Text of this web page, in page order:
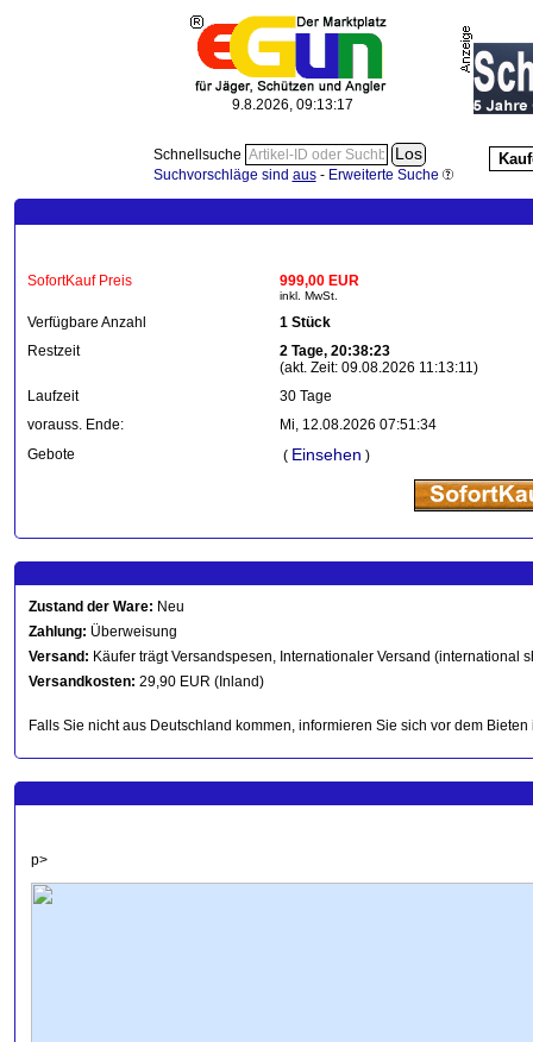
9.8.2026, 09:13:20
Schnellsuche
Suchvorschläge sind aus- Erweiterte Suche
SofortKauf Preis 999,00 EUR
inkl. MwSt.
Verfügbare Anzahl
1 Stück
Restzeit
2 Tage, 20:38:23
(akt. Zeit: 09.08.2026 11:13:11)
Laufzeit
30 Tage
vorauss. Ende:
Mi, 12.08.2026 07:51:34
Gebote
( Einsehen )
Zustand der Ware: Neu
Zahlung: Überweisung
Versand: Käufer trägt Versandspesen, Internationaler Versand (international
Versandkosten: 29,90 EUR (Inland)
Falls Sie nicht aus Deutschland kommen, informieren Sie sich vor dem
p>